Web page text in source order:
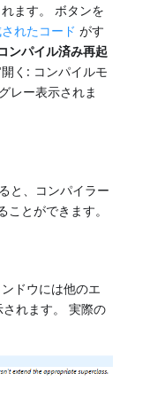
ます。 ボタンを
れたコード がす
ンパイル済み再起
く: コンパイルモ
レー表示されま
と、コンパイラー
とができます。
ドウには他のエ
れます。 実際の